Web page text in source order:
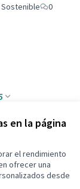
en la página
el rendimiento
ofrecer una
desde
0